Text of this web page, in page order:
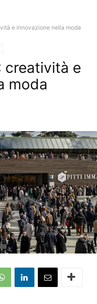
e innovazione nella moda
creatività e
moda